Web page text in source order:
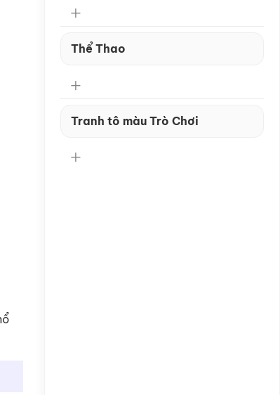
Thể Thao
Tranh tô màu Trò Chơi